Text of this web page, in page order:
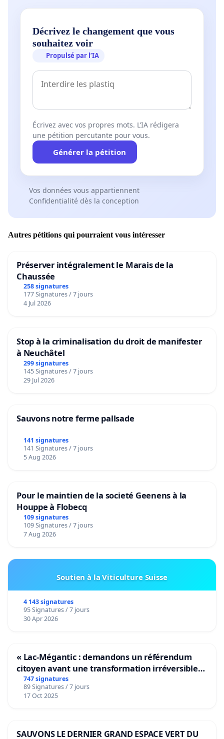
Décrivez le changement que vous
souhaitez voir
Propulsé par l’IA
Écrivez avec vos propres mots. L’IA rédigera
une pétition percutante pour vous.
Générer la pétition
Vos données vous appartiennent
Confidentialité dès la conception
Autres pétitions qui pourraient vous intéresser
Préserver intégralement le Marais de la
Chaussée
258 signatures
177 Signatures / 7 jours
4 Jul 2026
Stop à la criminalisation du droit de manifester
à Neuchâtel
299 signatures
145 Signatures / 7 jours
29 Jul 2026
Sauvons notre ferme pallsade
141 signatures
141 Signatures / 7 jours
5 Aug 2026
Pour le maintien de la societé Geenens à la
Houppe à Flobecq
109 signatures
109 Signatures / 7 jours
7 Aug 2026
Soutien à la Viticulture Suisse
4 143 signatures
95 Signatures / 7 jours
30 Apr 2026
« Lac-Mégantic : demandons un référendum
citoyen avant une transformation irréversible
de notre territoire »
747 signatures
89 Signatures / 7 jours
17 Oct 2025
SAUVONS LE DERNIER GRAND ESPACE VERT DU